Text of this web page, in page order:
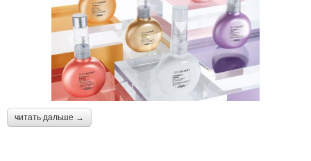
читать дальше →